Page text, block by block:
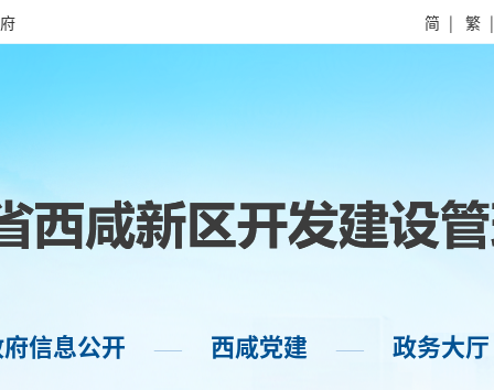
简 | 繁 |
信息公开 —— 西咸党建 —— 政务大厅